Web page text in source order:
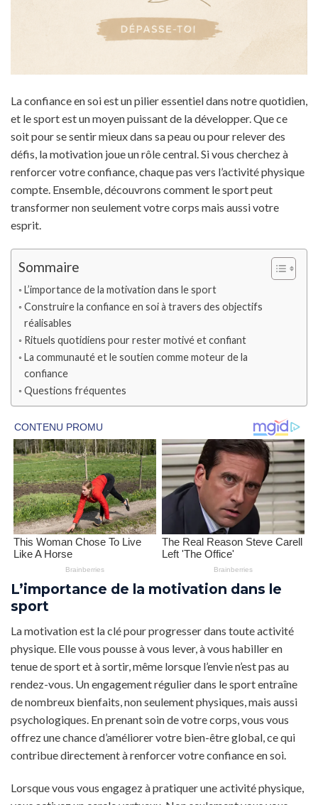
La confiance en soi est un pilier essentiel dans notre quotidien,
et le sport est un moyen puissant de la développer. Que ce
soit pour se sentir mieux dans sa peau ou pour relever des
défis, la motivation joue un rôle central. Si vous cherchez à
renforcer votre confiance, chaque pas vers l’activité physique
compte. Ensemble, découvrons comment le sport peut
transformer non seulement votre corps mais aussi votre
esprit.
Sommaire
L’importance de la motivation dans le sport
Construire la confiance en soi à travers des objectifs
réalisables
Rituels quotidiens pour rester motivé et confiant
La communauté et le soutien comme moteur de la
confiance
Questions fréquentes
L’importance de la motivation dans le
sport
La motivation est la clé pour progresser dans toute activité
physique. Elle vous pousse à vous lever, à vous habiller en
tenue de sport et à sortir, même lorsque l’envie n’est pas au
rendez-vous. Un engagement régulier dans le sport entraîne
de nombreux bienfaits, non seulement physiques, mais aussi
psychologiques. En prenant soin de votre corps, vous vous
offrez une chance d’améliorer votre bien-être global, ce qui
contribue directement à renforcer votre confiance en soi.
Lorsque vous vous engagez à pratiquer une activité physique,